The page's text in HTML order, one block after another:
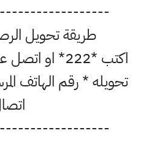
طريقة تحويل
تحويله * رقم الهاتف